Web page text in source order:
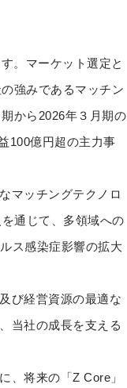
。マーケット選定と
強みであるマッチン
から2026年３月期の
100億円超の主力事
マッチングテクノロ
通じて、多領域への
ス感染症影響の拡大
び経営資源の最適な
当社の成長を支える
、将来の「Z Core」